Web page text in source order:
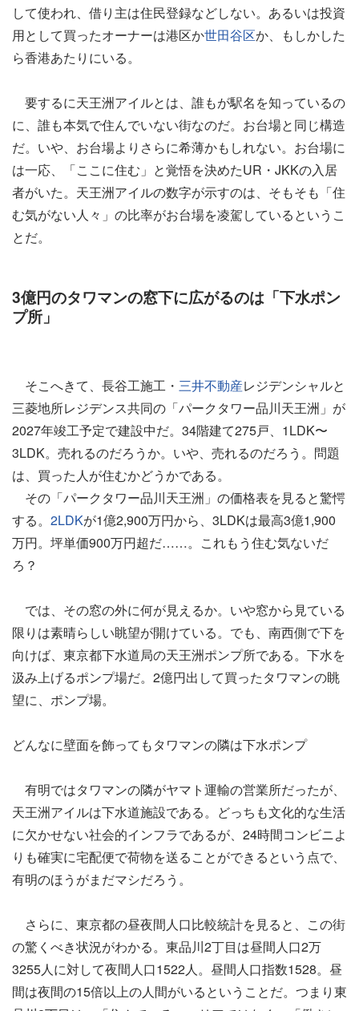
して使われ、借り主は住民登録などしない。あるいは投資
用として買ったオーナーは港区か世田谷区か、もしかした
ら香港あたりにいる。
要するに天王洲アイルとは、誰もが駅名を知っているの
に、誰も本気で住んでいない街なのだ。お台場と同じ構造
だ。いや、お台場よりさらに希薄かもしれない。お台場に
は一応、「ここに住む」と覚悟を決めたUR・JKKの入居
者がいた。天王洲アイルの数字が示すのは、そもそも「住
む気がない人々」の比率がお台場を凌駕しているというこ
とだ。
3億円のタワマンの窓下に広がるのは「下水ポン
プ所」
そこへきて、長谷工施工・ 三井不動産レジデンシャルと
三菱地所レジデンス共同の「パークタワー品川天王洲」が
2027年竣工予定で建設中だ。34階建て275戸、1LDK〜
3LDK。売れるのだろうか。いや、売れるのだろう。問題
は、買った人が住むかどうかである。
その「パークタワー品川天王洲」の価格表を見ると驚愕
する。 2LDKが1億2,900万円から、3LDKは最高3億1,900
万円。坪単価900万円超だ……。これもう住む気ないだ
ろ？
では、その窓の外に何が見えるか。いや窓から見ている
限りは素晴らしい眺望が開けている。でも、南西側で下を
向けば、東京都下水道局の天王洲ポンプ所である。下水を
汲み上げるポンプ場だ。2億円出して買ったタワマンの眺
望に、ポンプ場。
どんなに壁面を飾ってもタワマンの隣は下水ポンプ
有明ではタワマンの隣がヤマト運輸の営業所だったが、
天王洲アイルは下水道施設である。どっちも文化的な生活
に欠かせない社会的インフラであるが、24時間コンビニよ
りも確実に宅配便で荷物を送ることができるという点で、
有明のほうがまだマシだろう。
さらに、東京都の昼夜間人口比較統計を見ると、この街
の驚くべき状況がわかる。東品川2丁目は昼間人口2万
3255人に対して夜間人口1522人。昼間人口指数1528。昼
間は夜間の15倍以上の人間がいるということだ。つまり東